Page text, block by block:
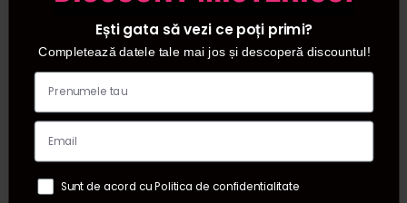
Ești gata să vezi ce poți primi?
Completează datele tale mai jos și descoperă discountul!
Sunt de acord cu Politica de confidentialitate